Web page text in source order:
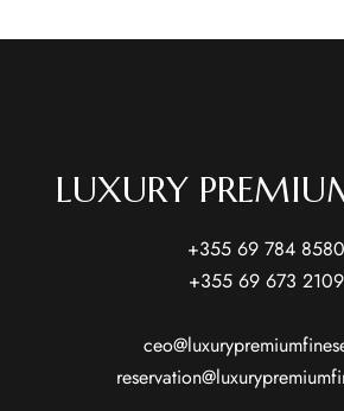
LUXURY
+355 69 784 8580
+355 69 673 2109